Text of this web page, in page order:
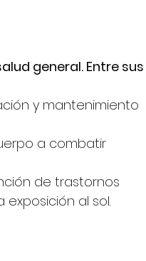
general. Entre sus
y mantenimiento
a combatir
de trastornos
al sol.